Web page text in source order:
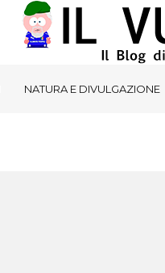
NATURA E DIVULGAZIONE